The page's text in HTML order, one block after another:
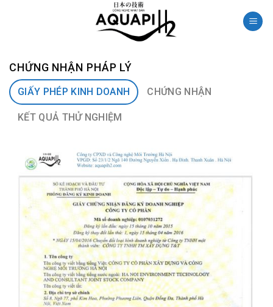
CHỨNG NHẬN PHÁP LÝ
GIẤY PHÉP KINH DOANH CHỨNG NHẬN
KẾT QUẢ THỬ NGHIỆM